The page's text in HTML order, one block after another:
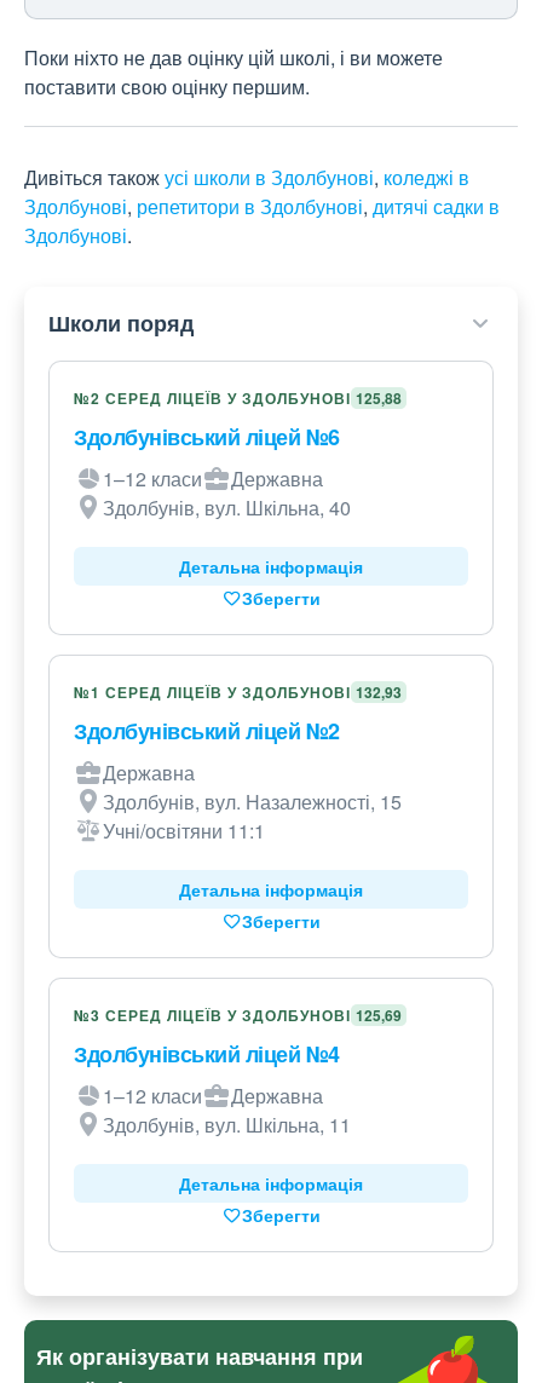
Поки ніхто не дав оцінку цій школі, і ви можете
поставити свою оцінку першим.
Дивіться такожусі школи в Здолбунові, коледжі в
Здолбунові, репетитори в Здолбунові, дитячі садки в
Здолбунові.
Школи поряд
№2 СЕРЕД ЛІЦЕЇВ У ЗДОЛБУНОВІ 125,88
Здолбунівський ліцей №6
1–12 класи
Державна
Здолбунів, вул. Шкільна, 40
Детальна інформація
Зберегти
№1 СЕРЕД ЛІЦЕЇВ У ЗДОЛБУНОВІ 132,93
Здолбунівський ліцей №2
Державна
Здолбунів, вул. Назалежності, 15
Учні/освітяни 11:1
Детальна інформація
Зберегти
№3 СЕРЕД ЛІЦЕЇВ У ЗДОЛБУНОВІ 125,69
Здолбунівський ліцей №4
1–12 класи
Державна
Здолбунів, вул. Шкільна, 11
Детальна інформація
Зберегти
Як організувати навчання при